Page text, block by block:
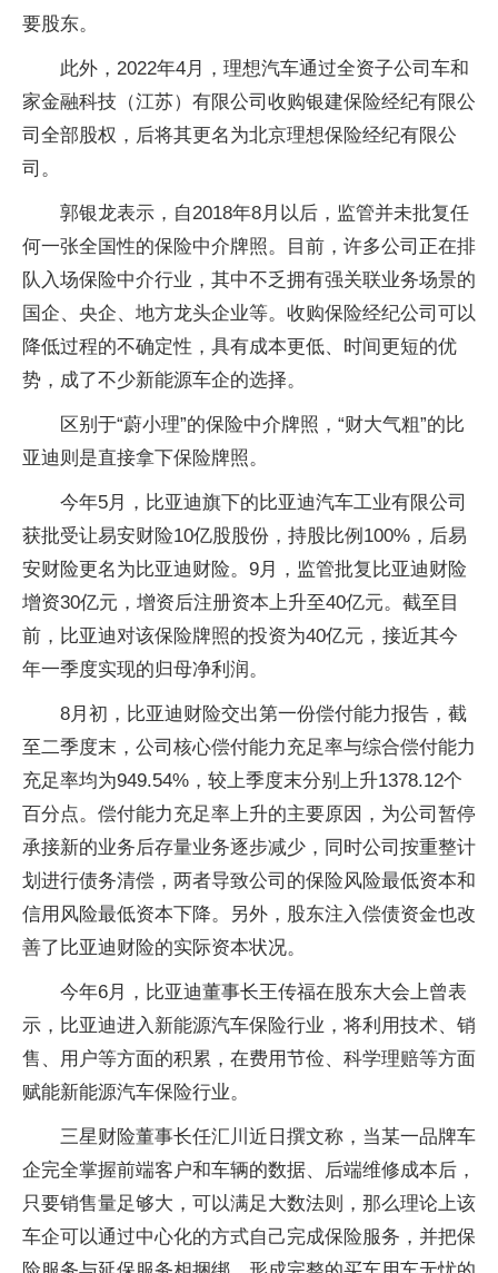
要股东。
此外，2022年4月，理想汽车通过全资子公司车和
家金融科技（江苏）有限公司收购银建保险经纪有限公
司全部股权，后将其更名为北京理想保险经纪有限公
司。
郭银龙表示，自2018年8月以后，监管并未批复任
何一张全国性的保险中介牌照。目前，许多公司正在排
队入场保险中介行业，其中不乏拥有强关联业务场景的
国企、央企、地方龙头企业等。收购保险经纪公司可以
降低过程的不确定性，具有成本更低、时间更短的优
势，成了不少新能源车企的选择。
区别于“蔚小理”的保险中介牌照，“财大气粗”的比
亚迪则是直接拿下保险牌照。
今年5月，比亚迪旗下的比亚迪汽车工业有限公司
获批受让易安财险10亿股股份，持股比例100%，后易
安财险更名为比亚迪财险。9月，监管批复比亚迪财险
增资30亿元，增资后注册资本上升至40亿元。截至目
前，比亚迪对该保险牌照的投资为40亿元，接近其今
年一季度实现的归母净利润。
8月初，比亚迪财险交出第一份偿付能力报告，截
至二季度末，公司核心偿付能力充足率与综合偿付能力
充足率均为949.54%，较上季度末分别上升1378.12个
百分点。偿付能力充足率上升的主要原因，为公司暂停
承接新的业务后存量业务逐步减少，同时公司按重整计
划进行债务清偿，两者导致公司的保险风险最低资本和
信用风险最低资本下降。另外，股东注入偿债资金也改
善了比亚迪财险的实际资本状况。
今年6月，比亚迪董事长王传福在股东大会上曾表
示，比亚迪进入新能源汽车保险行业，将利用技术、销
售、用户等方面的积累，在费用节俭、科学理赔等方面
赋能新能源汽车保险行业。
三星财险董事长任汇川近日撰文称，当某一品牌车
企完全掌握前端客户和车辆的数据、后端维修成本后，
只要销售量足够大，可以满足大数法则，那么理论上该
车企可以通过中心化的方式自己完成保险服务，并把保